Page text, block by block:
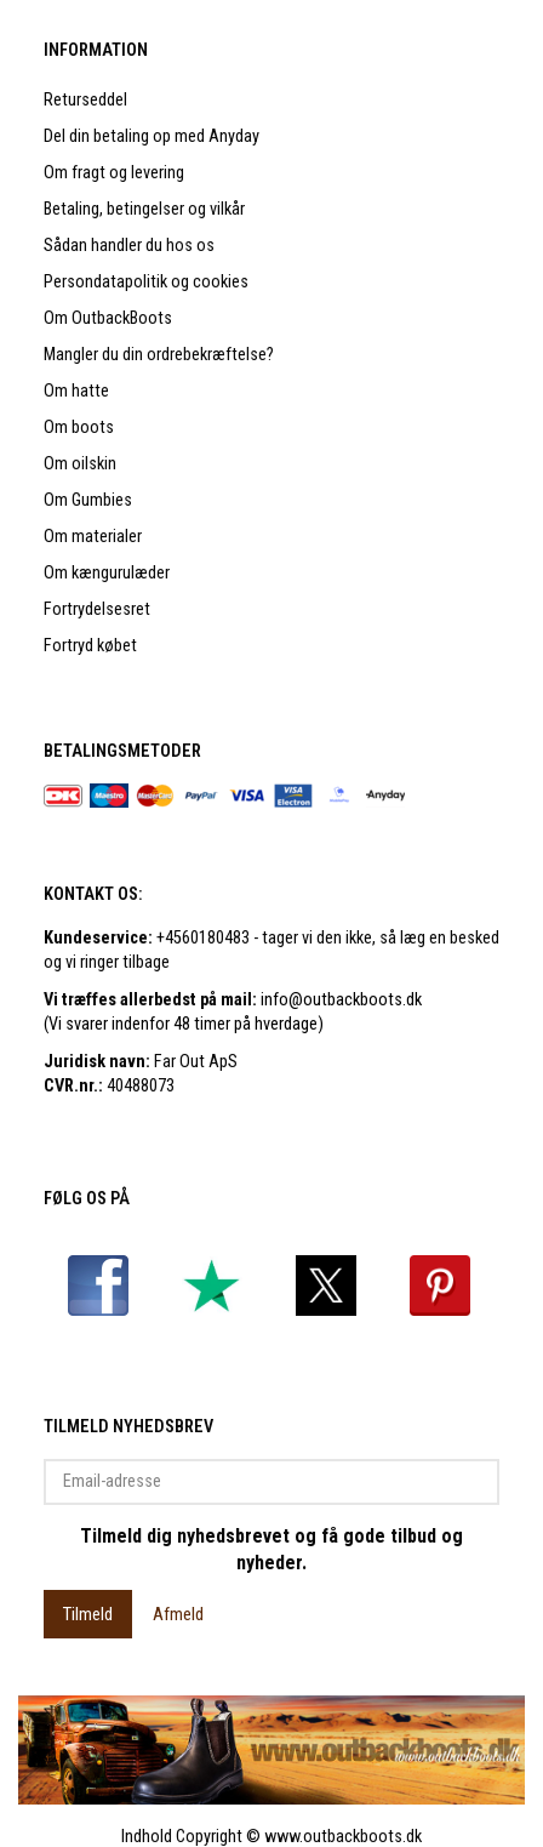
INFORMATION
Returseddel
Del din betaling op med Anyday
Om fragt og levering
Betaling, betingelser og vilkår
Sådan handler du hos os
Persondatapolitik og cookies
Om OutbackBoots
Mangler du din ordrebekræftelse?
Om hatte
Om boots
Om oilskin
Om Gumbies
Om materialer
Om kængurulæder
Fortrydelsesret
Fortryd købet
BETALINGSMETODER
KONTAKT OS:
Kundeservice: +4560180483 - tager vi den ikke, så læg en besked
og vi ringer tilbage
Vi træffes allerbedst på mail: info@outbackboots.dk
(Vi svarer indenfor 48 timer på hverdage)
Juridisk navn: Far Out ApS
CVR.nr.: 40488073
FØLG OS PÅ
TILMELD NYHEDSBREV
Email-
adresse
Tilmeld dig nyhedsbrevet og få gode tilbud og
nyheder.
Tilmeld Afmeld
Indhold Copyright © www.outbackboots.dk